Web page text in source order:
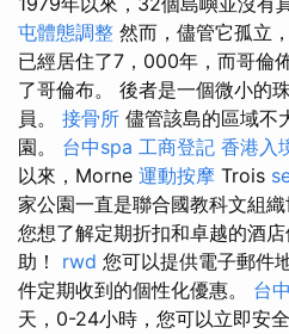
屯體態調整 然而，儘管它孤立
已經居住了7，000年，而哥倫
了哥倫布。 後者是一個微小的
員。 接骨所 儘管該島的區域不
園。 台中spa 工商登記 香港入
以來，Morne 運動按摩 Trois
家公園一直是聯合國教科文組
您想了解定期折扣和卓越的酒
助！ rwd 您可以提供電子郵件
件定期收到的個性化優惠。 台
天，0-24小時，您可以立即安